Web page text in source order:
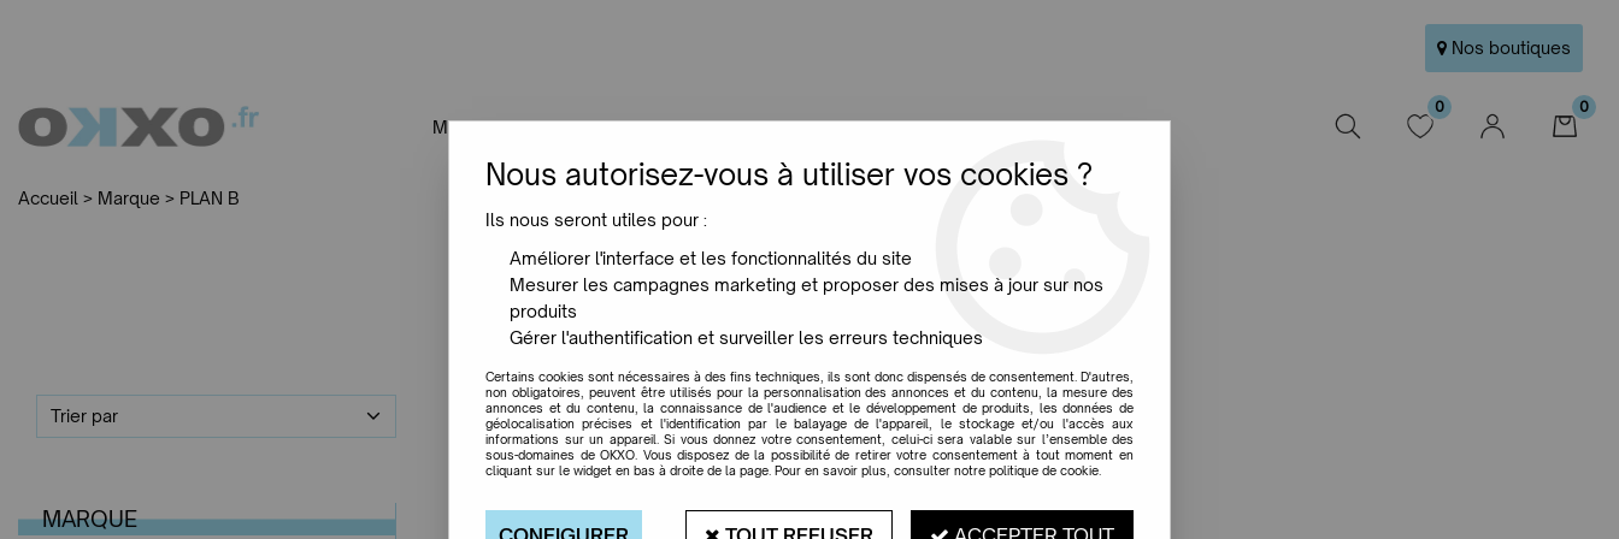
Nos boutiques
MOBILIER LUMINAIRES JARDIN MAISON PROMO NEW
0 0
Accueil > Marque > PLAN B
PLAN B
Trier par
MARQUE
Nous autorisez-vous à utiliser vos cookies ?
Ils nous seront utiles pour :
Améliorer l'interface et les fonctionnalités du site
Mesurer les campagnes marketing et proposer des mises à jour sur nos
produits
Gérer l'authentification et surveiller les erreurs techniques
Certains cookies sont nécessaires à des fins techniques, ils sont donc dispensés de consentement. D'autres,
non obligatoires, peuvent être utilisés pour la personnalisation des annonces et du contenu, la mesure des
annonces et du contenu, la connaissance de l'audience et le développement de produits, les données de
géolocalisation précises et l'identification par le balayage de l'appareil, le stockage et/ou l'accès aux
informations sur un appareil. Si vous donnez votre consentement, celui-ci sera valable sur l’ensemble des
sous-domaines de OKXO. Vous disposez de la possibilité de retirer votre consentement à tout moment en
cliquant sur le widget en bas à droite de la page. Pour en savoir plus, consulter notre politique de cookie.